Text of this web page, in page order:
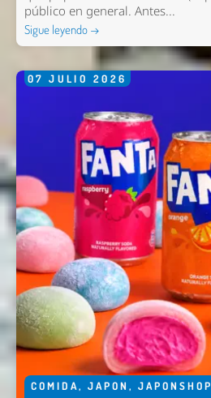
público en general. Antes...
Sigue leyendo →
07 JULIO 2026
COMIDA, JAPON , JAPONSHOP
Nombre *
Email *
Comentario *